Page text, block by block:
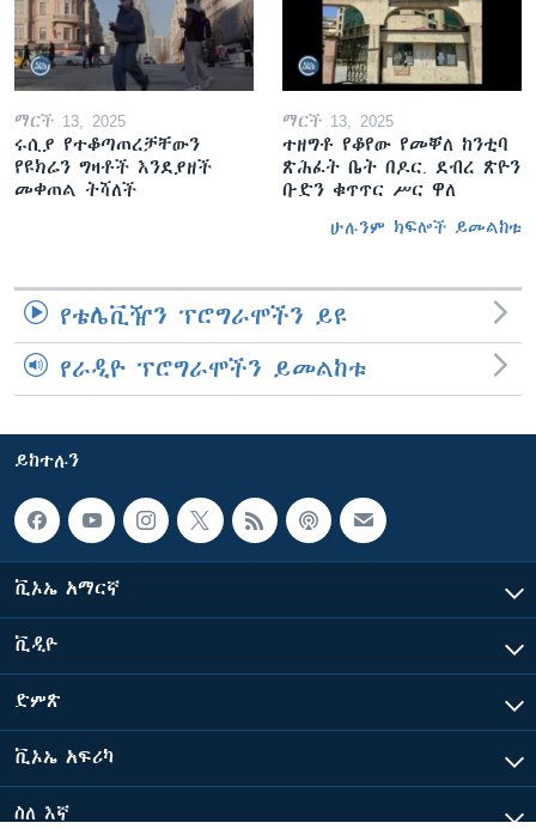
ማርች 13, 2025
ሩሲያ የተቆጣጠረቻቸውን
የዩክሬን ግዛቶች እንደያዘች
መቀጠል ትሻለች
ማርች 13, 2025
ተዘግቶ የቆየው የመቐለ ከንቲባ
ጽሕፈት ቤት በዶር. ደብረ ጽዮን
ቡድን ቁጥጥር ሥር ዋለ
ሁሉንም ክፍሎች ይመልከቱ
የቴሌቪዥን ፕሮግራሞችን ይዩ
የራዲዮ ፕሮግራሞችን ይመልከቱ
ይከተሉን
ቪኦኤ አማርኛ
ቪዲዮ
ድምጽ
ቪኦኤ አፍሪካ
ስለ እኛ